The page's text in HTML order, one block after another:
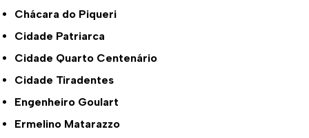
Chácara do Piqueri
Cidade Patriarca
Cidade Quarto Centenário
Cidade Tiradentes
Engenheiro Goulart
Ermelino Matarazzo